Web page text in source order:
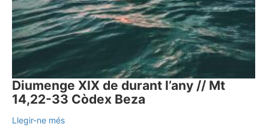
Diumenge XIX de durant l’any // Mt
14,22-33 Còdex Beza
Llegir-ne més